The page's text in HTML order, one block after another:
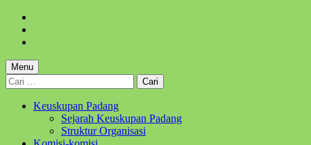
content
footer
Menu
Cari
untuk:
Keuskupan Padang
Sejarah Keuskupan Padang
Struktur Organisasi